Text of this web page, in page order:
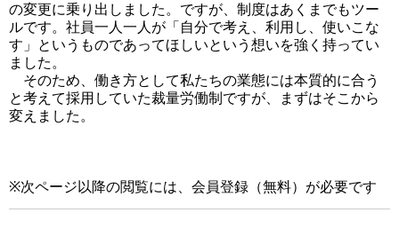
の変更に乗り出しました。ですが、制度はあくまでもツー
ルです。社員一人一人が「自分で考え、利用し、使いこな
す」というものであってほしいという想いを強く持ってい
ました。
そのため、働き方として私たちの業態には本質的に合う
と考えて採用していた裁量労働制ですが、まずはそこから
変えました。
※次ページ以降の閲覧には、会員登録（無料）が必要です